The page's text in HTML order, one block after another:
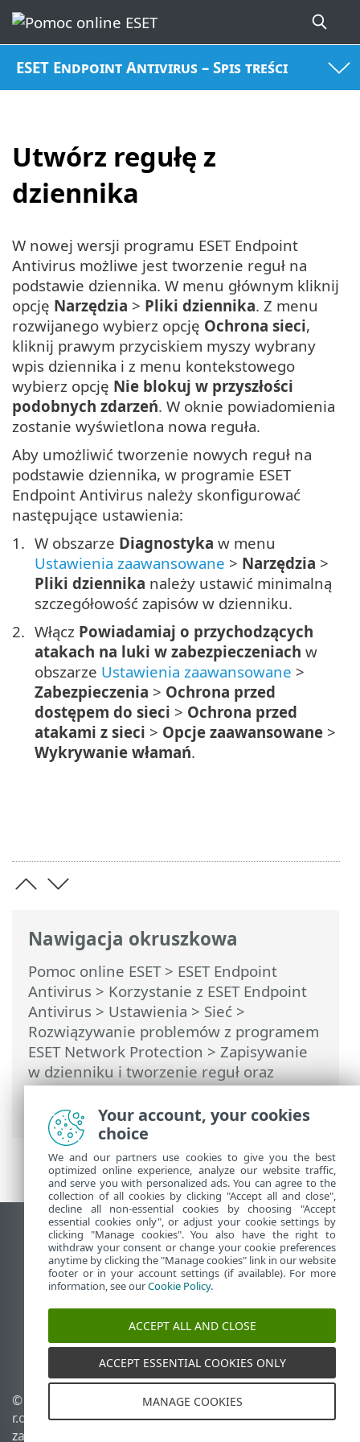
ESET Endpoint Antivirus – Spis treści
Utwórz regułę z
dziennika
Nawigacja okruszkowa
Pomoc online ESET> ESET Endpoint
Antivirus > Korzystanie z ESET Endpoint
Antivirus > Ustawienia > Sieć >
Rozwiązywanie problemów z programem
ESET Network Protection > Zapisywanie
w dzienniku i tworzenie reguł oraz
wyjątków na podstawie dziennika>
Utwórz regułę z dziennika
W nowej wersji programu ESET Endpoint
Antivirus możliwe jest tworzenie reguł na
podstawie dziennika. W menu głównym kliknij
opcję Narzędzia > Pliki dziennika. Z menu
rozwijanego wybierz opcję Ochrona sieci,
kliknij prawym przyciskiem myszy wybrany
wpis dziennika i z menu kontekstowego
wybierz opcję Nie blokuj w przyszłości
podobnych zdarzeń. W oknie powiadomienia
zostanie wyświetlona nowa reguła.
Aby umożliwić tworzenie nowych reguł na
podstawie dziennika, w programie ESET
Endpoint Antivirus należy skonfigurować
następujące ustawienia:
W obszarze Diagnostyka w menu
Ustawienia zaawansowane > Narzędzia >
Pliki dziennika należy ustawić minimalną
szczegółowość zapisów w dzienniku.
Włącz Powiadamiaj o przychodzących
atakach na luki w zabezpieczeniach w
obszarze Ustawienia zaawansowane >
Zabezpieczenia > Ochrona przed
dostępem do sieci > Ochrona przed
atakami z sieci > Opcje zaawansowane >
Wykrywanie włamań.
Wyświetl witrynę internetową dla
komputerów
End of Life
Baza wiedzy ESET
Forum ESET
ESET Status Portal
Pomoc regionalna
© 1992 - 2026 ESET, spol. s
r.o. – Wszelkie prawa
zastrzeżone.
Zarządzaj plikami cookie
Polityka dotycząca plików
Your account, your cookies
choice
We and our partners use cookies to give you the best
optimized online experience, analyze our website traffic,
and serve you with personalized ads. You can agree to the
collection of all cookies by clicking "Accept all and close",
decline all non-essential cookies by choosing "Accept
essential cookies only", or adjust your cookie settings by
clicking "Manage cookies". You also have the right to
withdraw your consent or change your cookie preferences
anytime by clicking the "Manage cookies" link in our website
footer or in your account settings (if available). For more
information, see ourCookie Policy.
ACCEPT ALL AND CLOSE
ACCEPT ESSENTIAL COOKIES ONLY
MANAGE COOKIES